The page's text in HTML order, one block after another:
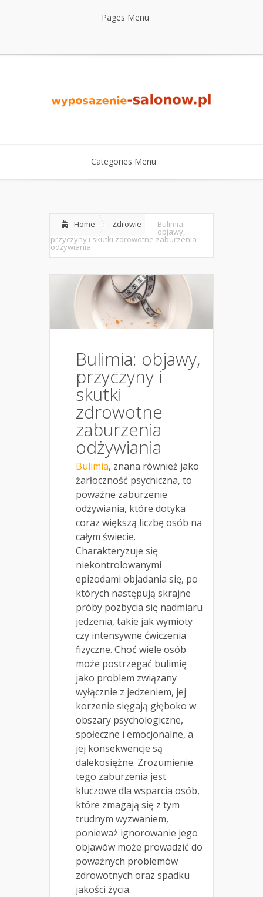
Pages Menu
Categories Menu
Home Zdrowie Bulimia:
objawy,
przyczyny i skutki zdrowotne zaburzenia
odżywiania
Bulimia: objawy,
przyczyny i
skutki
zdrowotne
zaburzenia
odżywiania
Bulimia, znana również jako
żarłoczność psychiczna, to
poważne zaburzenie
odżywiania, które dotyka
coraz większą liczbę osób na
całym świecie.
Charakteryzuje się
niekontrolowanymi
epizodami objadania się, po
których następują skrajne
próby pozbycia się nadmiaru
jedzenia, takie jak wymioty
czy intensywne ćwiczenia
fizyczne. Choć wiele osób
może postrzegać bulimię
jako problem związany
wyłącznie z jedzeniem, jej
korzenie sięgają głęboko w
obszary psychologiczne,
społeczne i emocjonalne, a
jej konsekwencje są
dalekosiężne. Zrozumienie
tego zaburzenia jest
kluczowe dla wsparcia osób,
które zmagają się z tym
trudnym wyzwaniem,
ponieważ ignorowanie jego
objawów może prowadzić do
poważnych problemów
zdrowotnych oraz spadku
jakości życia.